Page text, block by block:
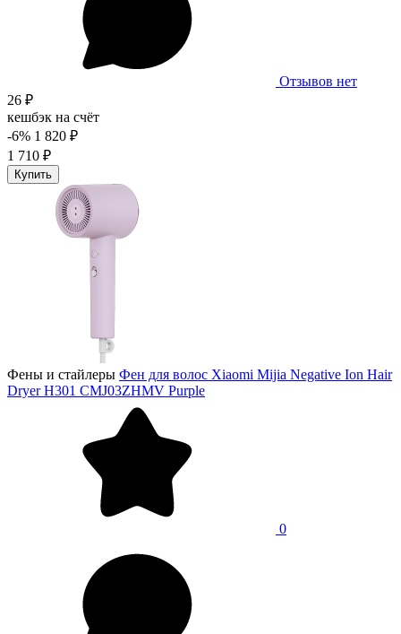
Отзывов нет
26 ₽
кешбэк на счёт
-6% 1 820 ₽
1 710 ₽
Купить
Фены и стайлеры Фен для волос Xiaomi Mijia Negative Ion Hair
Dryer H301 CMJ03ZHMV Purple
0